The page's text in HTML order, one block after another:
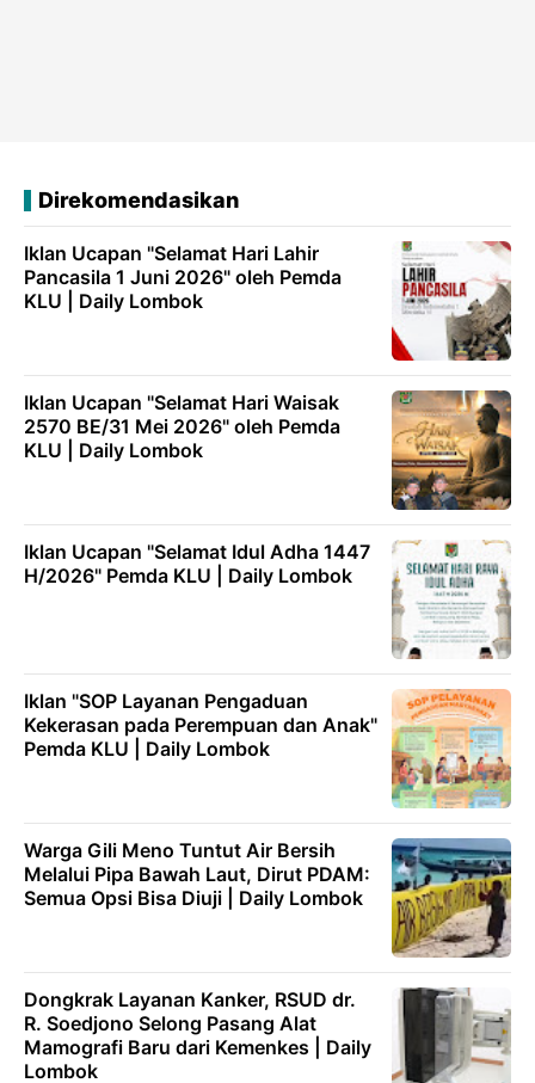
Direkomendasikan
Iklan Ucapan "Selamat Hari Lahir
Pancasila 1 Juni 2026" oleh Pemda
KLU | Daily Lombok
Iklan Ucapan "Selamat Hari Waisak
2570 BE/31 Mei 2026" oleh Pemda
KLU | Daily Lombok
Iklan Ucapan "Selamat Idul Adha 1447
H/2026" Pemda KLU | Daily Lombok
Iklan "SOP Layanan Pengaduan
Kekerasan pada Perempuan dan Anak"
Pemda KLU | Daily Lombok
Warga Gili Meno Tuntut Air Bersih
Melalui Pipa Bawah Laut, Dirut PDAM:
Semua Opsi Bisa Diuji | Daily Lombok
Dongkrak Layanan Kanker, RSUD dr.
R. Soedjono Selong Pasang Alat
Mamografi Baru dari Kemenkes | Daily
Lombok